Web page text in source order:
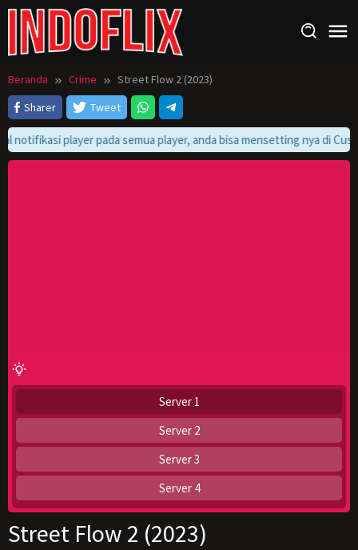
Loncat
konten
Beranda Crime
Street Flow 2 (2023)
Sharer
Tweet
player pada semua player, anda bisa mensetting nya di
Server 1
Server 2
Server 3
Server 4
Street Flow 2 (2023)